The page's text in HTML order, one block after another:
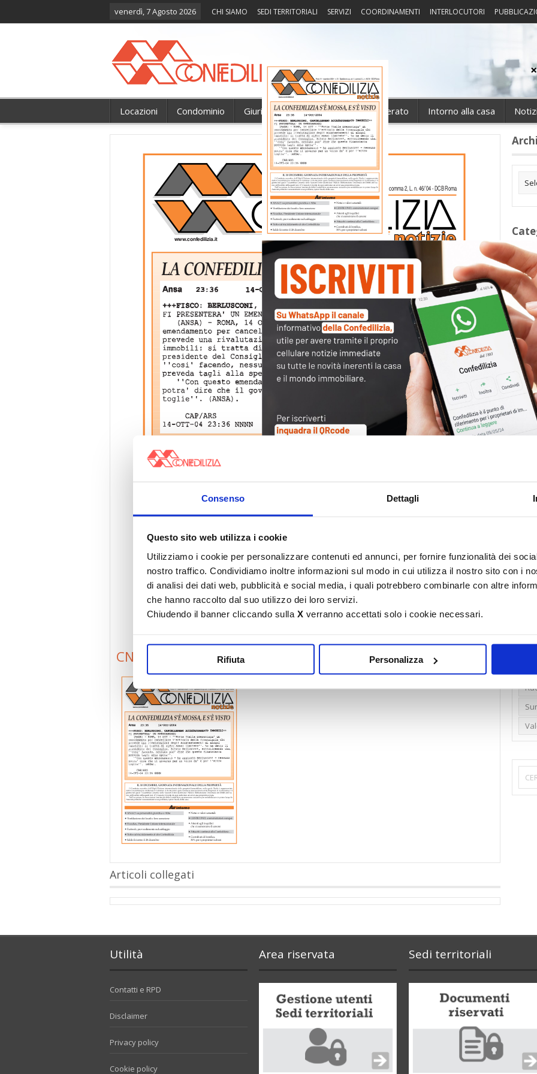
Consenso Dettagli
Questo sito web utilizza i cookie
Utilizziamo i cookie per personalizzare contenuti ed annunci, per fornire funzionalità dei
nostro traffico. Condividiamo inoltre informazioni sul modo in cui utilizza il nostro sito con i
di analisi dei dati web, pubblicità e social media, i quali potrebbero combinarle con altre
che hanno raccolto dal suo utilizzo dei loro servizi.
Chiudendo il banner cliccando sulla X verranno accettati solo i cookie necessari.
Rifiuta Personalizza
venerdì, 7 Agosto 2026 CHI SIAMO SEDI TERRITORIALI SERVIZI COORDINAMENTI INTERLOCUTORI
Locazioni Condominio Giurisprudenza Fisco Portierato Intorno alla casa
CN0411
Articoli collegati
Tag
Utilità
Contatti e RPD
Disclaimer
Privacy policy
Cookie policy
Area riservata Sedi territoriali